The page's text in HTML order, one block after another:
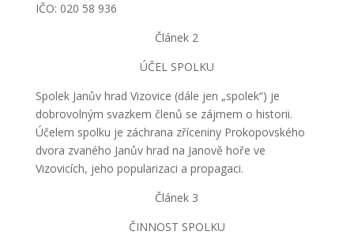
IČO: 020 58 936
Článek 2
ÚČEL SPOLKU
Spolek Janův hrad Vizovice (dále jen „spolek“) je
dobrovolným svazkem členů se zájmem o historii.
Účelem spolku je záchrana zříceniny Prokopovského
dvora zvaného Janův hrad na Janově hoře ve
Vizovicích, jeho popularizaci a propagaci.
Článek 3
ČINNOST SPOLKU